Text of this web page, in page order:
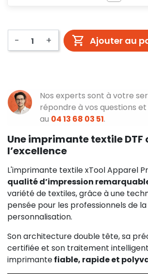
- + Ajouter au
Nos experts sont à votre
répondre à vos questions
au 04 13 68 03 51.
Une imprimante textile DTF
l’excellence
L'imprimante textile xTool Apparel
qualité d’impression
variété de textiles, grâce à une
pensée pour les professionnels de la
personnalisation.
Son architecture double tête, sa
certifiée et son traitement
imprimantefiable, rapide et